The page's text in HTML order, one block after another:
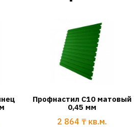
Профнастил С10 матовый
0,45 мм
2 864 ₸ кв.м.